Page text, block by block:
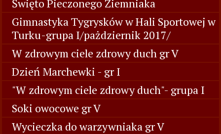
Święto Pieczonego Ziemniaka
Gimnastyka Tygrysków w Hali Sportowej w
Turku-grupa I/pażdziernik 2017/
W zdrowym ciele zdrowy duch gr V
Dzień Marchewki - gr I
"W zdrowym ciele zdrowy duch"- grupa I
Soki owocowe gr V
Wycieczka do warzywniaka gr V